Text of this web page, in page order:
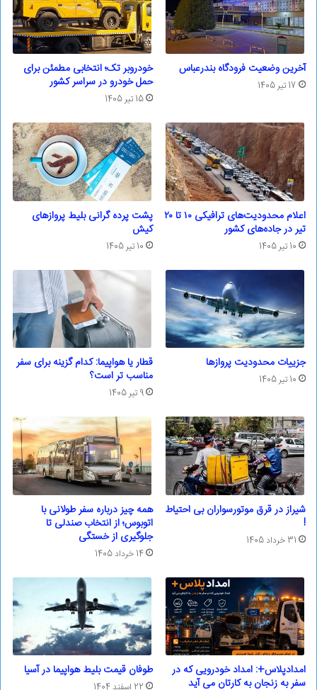
آخرین وضعیت فرودگاه بندرعباس
17 تیر 1405
خودروبر تک؛ انتخابی مطمئن برای
حمل خودرو در سراسر کشور
15 تیر 1405
اعلام محدودیت‌های ترافیکی ۱۰ تا ۲۰
تیر در جاده‌های کشور
10 تیر 1405
پشت پرده گرانی بلیط پروازهای
کیش
10 تیر 1405
جزییات محدودیت پروازها
10 تیر 1405
قطار یا هواپیما: کدام گزینه برای سفر
مناسب تر است؟
9 تیر 1405
شیراز در قرق موتورسواران بی احتیاط
!
31 خرداد 1405
همه چیز درباره سفر طولانی با
اتوبوس؛ از انتخاب صندلی تا
جلوگیری از خستگی
14 خرداد 1405
امدادپلاس+: امداد خودرویی که در
سفر به زنجان به کارتان می آید
طوفان قیمت بلیط هواپیما در آسیا